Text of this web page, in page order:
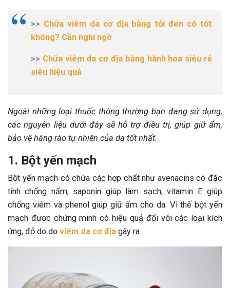
>> Chữa viêm da cơ địa bằng tỏi đen có tốt
không? Cần nghi ngờ
>> Chữa viêm da cơ địa bằng hành hoa siêu rẻ
siêu hiệu quả
Ngoài những loại thuốc thông thường bạn đang sử dụng,
các nguyên liệu dưới đây sẽ hỗ trợ điều trị, giúp giữ ẩm,
bảo vệ hàng rào tự nhiên của da tốt nhất.
1. Bột yến mạch
Bột yến mạch có chứa các hợp chất như avenacins có đặc
tính chống nấm, saponin giúp làm sạch, vitamin E giúp
chống viêm và phenol giúp giữ ẩm cho da. Vì thế bột yến
mạch được chứng minh có hiệu quả đối với các loại kích
ứng, đỏ do do viêm da cơ địa gây ra.